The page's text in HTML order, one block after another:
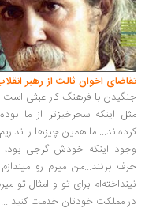
اخوان ثالث از رهبر انقلاب
با فرهنگ کار عبثی است... این
اینکه سحرخیزتر از ما بوده‌اند
ما همین چیزها را نداریم. کسی
اینکه خودش گرجی بود،
بزنند...من میرم رو میندازم
برای تو و امثال تو میرم رو
مملکت خودتان خدمت کنید...